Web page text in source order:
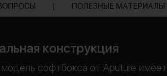
| ПОЛЕЗНЫЕ МАТЕРИАЛЫ
конструкция
софтбокса от Aputure имеет